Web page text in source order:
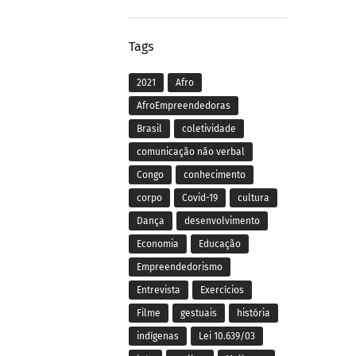
Tags
2021 Afro
AfroEmpreendedoras
Brasil coletividade
comunicação não verbal
Congo conhecimento
corpo Covid-19 cultura
Dança desenvolvimento
Economia Educação
Empreendedorismo
Entrevista Exercícios
Filme gestuais história
indígenas Lei 10.639/03